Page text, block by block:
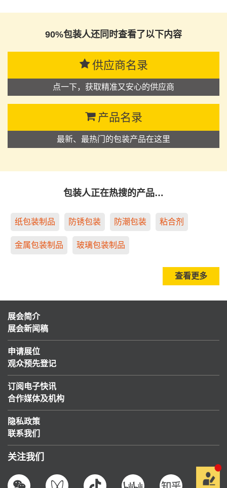
90%包装人还同时查看了以下内容
供应商名录
点一下，获取精准又安心的供应商
产品名录
最新、最热门的包装产品在这里
包装人正在热搜的产品…
纸包装制品 防锈包装 防潮包装 粘合剂
金属包装制品 玻璃包装制品
查看更多
展会简介
展会新闻稿
申请展位
观众预先登记
订阅电子快讯
合作媒体及机构
隐私政策
联系我们
关注我们